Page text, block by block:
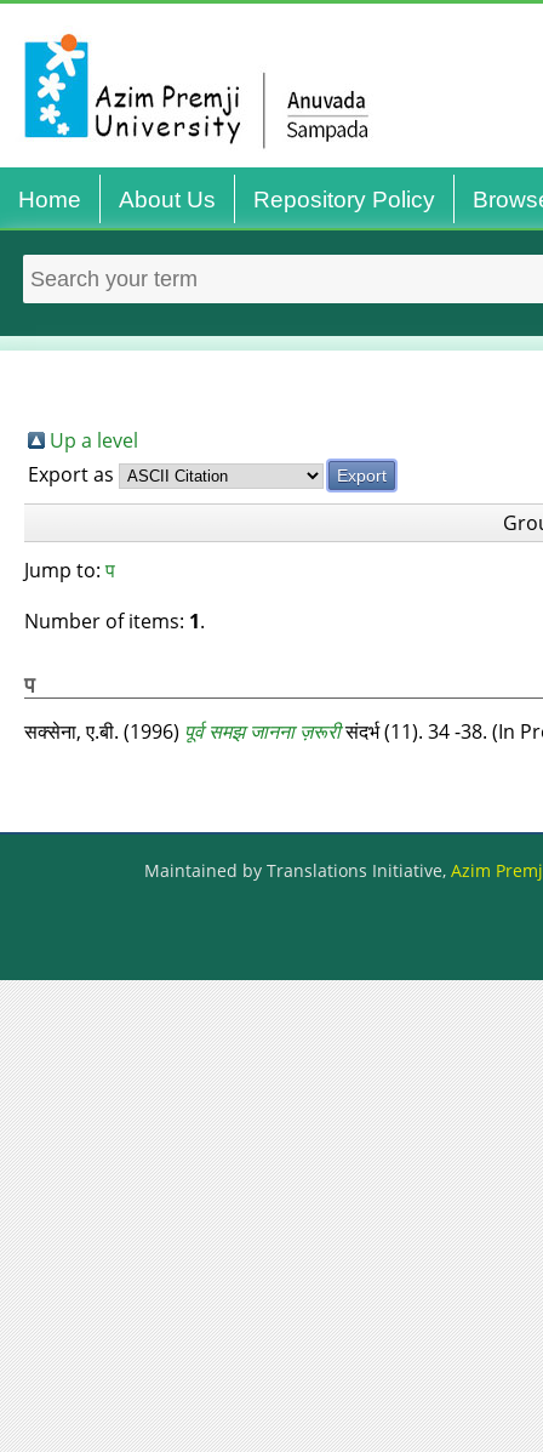
Home About Us Repository Policy
Up a level
Export as
Jump to:प
Number of items: 1.
प
सक्सेना, ए.बी. (1996) पूर्व समझ जानना ज़रूरीसंदर्भ (11). 34 -38. (In
Maintained by Translations Initiative, Azim